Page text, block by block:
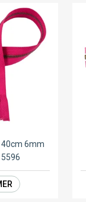
40cm 6mm
5596